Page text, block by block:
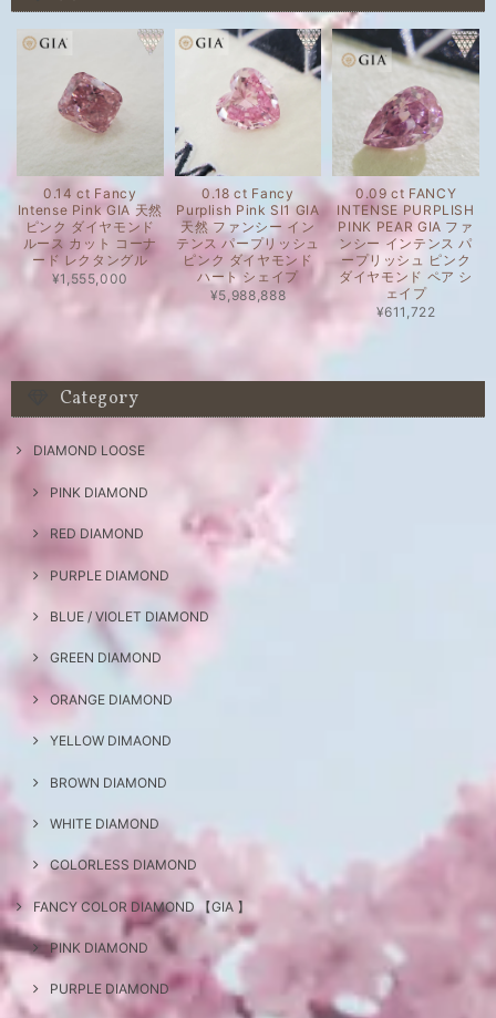
0.14 ct Fancy
Intense Pink GIA 天然
ピンク ダイヤモンド
ルース カット コーナ
ード レクタングル
¥1,555,000
0.18 ct Fancy
Purplish Pink SI1 GIA
天然 ファンシー イン
テンス パープリッシュ
ピンク ダイヤモンド
ハート シェイプ
¥5,988,888
0.09 ct FANCY
INTENSE PURPLISH
PINK PEAR GIA ファ
ンシー インテンス パ
ープリッシュ ピンク
ダイヤモンド ペア シ
ェイプ
¥611,722
Category
DIAMOND LOOSE
PINK DIAMOND
RED DIAMOND
PURPLE DIAMOND
BLUE / VIOLET DIAMOND
GREEN DIAMOND
ORANGE DIAMOND
YELLOW DIMAOND
BROWN DIAMOND
WHITE DIAMOND
COLORLESS DIAMOND
FANCY COLOR DIAMOND 【GIA 】
PINK DIAMOND
PURPLE DIAMOND